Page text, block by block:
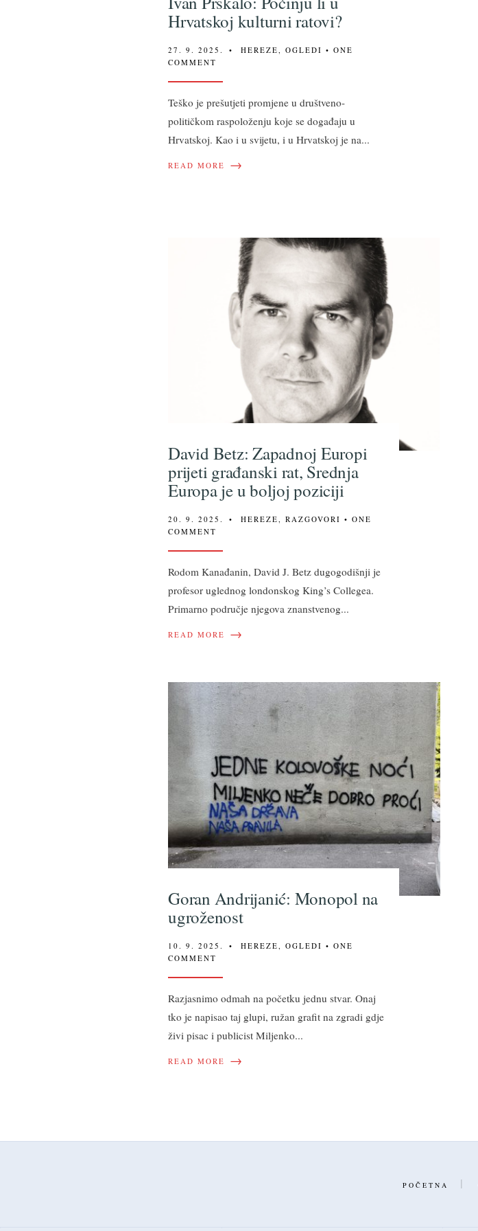
Hrvatskoj kulturni ratovi?
27. 9. 2025. • HEREZE ,OGLEDI • ONE
COMMENT
Teško je prešutjeti promjene u društveno-
političkom raspoloženju koje se događaju u
Hrvatskoj. Kao i u svijetu, i u Hrvatskoj je na...
READ MORE →
David Betz: Zapadnoj Europi
prijeti građanski rat, Srednja
Europa je u boljoj poziciji
20. 9. 2025. • HEREZE,RAZGOVORI • ONE
COMMENT
Rodom Kanađanin, David J. Betz dugogodišnji je
profesor uglednog londonskog King’s Collegea.
Primarno područje njegova znanstvenog...
READ MORE →
Goran Andrijanić: Monopol na
ugroženost
10. 9. 2025. • HEREZE ,OGLEDI • ONE
COMMENT
Razjasnimo odmah na početku jednu stvar. Onaj
tko je napisao taj glupi, ružan grafit na zgradi gdje
živi pisac i publicist Miljenko...
READ MORE →
POČETNA